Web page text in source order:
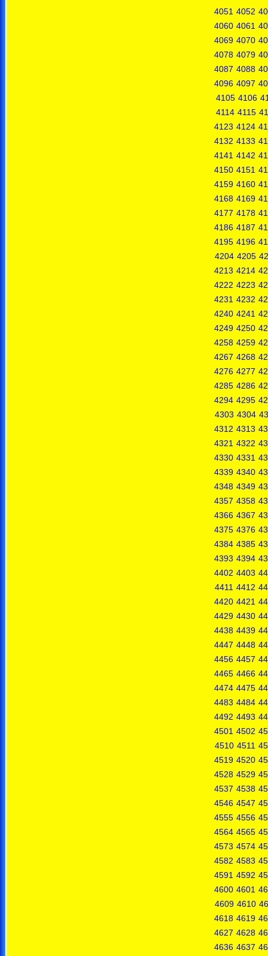
4051 4052
4060 4061
4069 4070
4078 4079
4087 4088
4096 4097
4105 4106
4114 4115
4123 4124
4132 4133
4141 4142
4150 4151
4159 4160
4168 4169
4177 4178
4186 4187
4195 4196
4204 4205
4213 4214
4222 4223
4231 4232
4240 4241
4249 4250
4258 4259
4267 4268
4276 4277
4285 4286
4294 4295
4303 4304
4312 4313
4321 4322
4330 4331
4339 4340
4348 4349
4357 4358
4366 4367
4375 4376
4384 4385
4393 4394
4402 4403
4411 4412
4420 4421
4429 4430
4438 4439
4447 4448
4456 4457
4465 4466
4474 4475
4483 4484
4492 4493
4501 4502
4510 4511
4519 4520
4528 4529
4537 4538
4546 4547
4555 4556
4564 4565
4573 4574
4582 4583
4591 4592
4600 4601
4609 4610
4618 4619
4627 4628
4636 4637